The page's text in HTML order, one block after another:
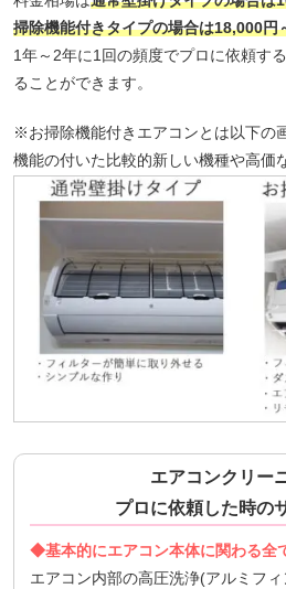
掃除機能付きタイプの場合は18,000円
1年～2年に1回の頻度でプロに依頼す
ることができます。
※お掃除機能付きエアコンとは以下の
機能の付いた比較的新しい機種や高価
エアコンクリー
プロに依頼した時の
◆基本的にエアコン本体に関わる全
エアコン内部の高圧洗浄(アルミフ